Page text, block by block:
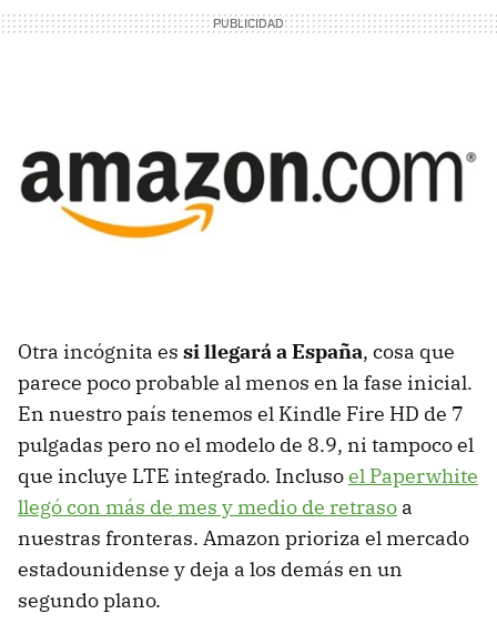
Otra incógnita es si llegará a España, cosa que
parece poco probable al menos en la fase inicial.
En nuestro país tenemos el Kindle Fire HD de 7
pulgadas pero no el modelo de 8.9, ni tampoco el
que incluye LTE integrado. Inclusoel Paperwhite
llegó con más de mes y medio de retraso a
nuestras fronteras. Amazon prioriza el mercado
estadounidense y deja a los demás en un
segundo plano.